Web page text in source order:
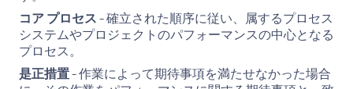
コア プロセス- 確立された順序に従い、属するプロセス
システムやプロジェクトのパフォーマンスの中心となる
プロセス。
是正措置- 作業によって期待事項を満たせなかった場合